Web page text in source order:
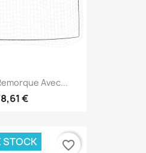
Avec...
€
STOCK favorite_border